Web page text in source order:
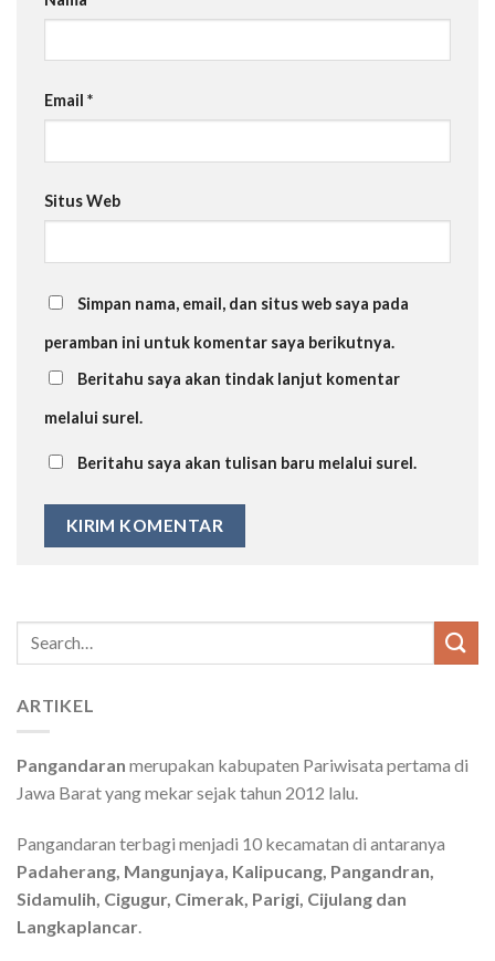
Email *
Situs Web
Simpan nama, email, dan situs web saya pada
peramban ini untuk komentar saya berikutnya.
Beritahu saya akan tindak lanjut komentar
melalui surel.
Beritahu saya akan tulisan baru melalui surel.
Search
ARTIKEL
Pangandaran merupakan kabupaten Pariwisata pertama di
Jawa Barat yang mekar sejak tahun 2012 lalu.
Pangandaran terbagi menjadi 10 kecamatan di antaranya
Padaherang, Mangunjaya, Kalipucang, Pangandran,
Sidamulih, Cigugur, Cimerak, Parigi, Cijulang dan
Langkaplancar.